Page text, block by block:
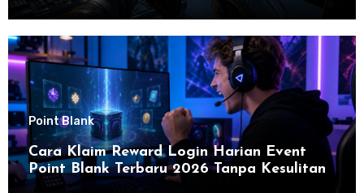
Efektif
Point Blank
Cara Klaim Reward Login Harian Event
Point Blank Terbaru 2026 Tanpa Kesulitan